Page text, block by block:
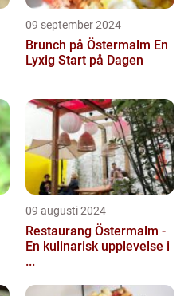
09 september 2024
Brunch på Östermalm En
Lyxig Start på Dagen
09 augusti 2024
Restaurang Östermalm -
En kulinarisk upplevelse i
...